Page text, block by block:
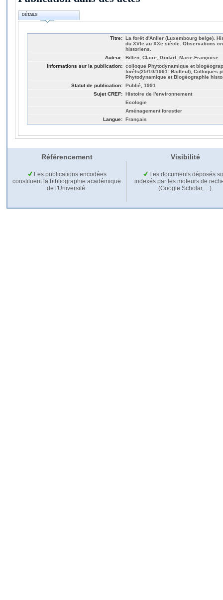
DÉTAILS
Titre: La forêt d'Anlier (Luxembourg belge).
du XVIe au XXe siècle. Observations
historiens.
Auteur: Billen, Claire; Godart, Marie-Françoise
Informations sur la publication: colloque Phytodynamique et
forêts(25/10/1991: Bailleul), Colloques
Phytodynamique et Biogéographie
Statut de publication: Publié, 1991
Sujet CREF: Histoire de l'environnement
Ecologie
Aménagement forestier
Langue: Français
Référencement Visibilité
Les publications encodées
constituent la bibliographie académique
de l'Université.
Les documents déposés
indexés par les moteurs de
(Google Scholar,…).